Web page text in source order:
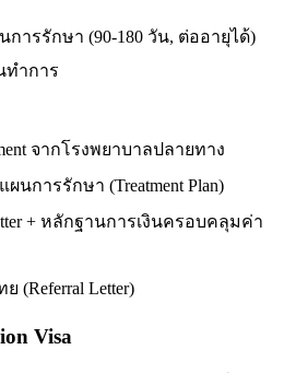
การรักษา (90-180 วัน, ต่ออายุได้)
ทำการ
จากโรงพยาบาลปลายทาง
ผนการรักษา (Treatment Plan)
+ หลักฐานการเงินครอบคลุมค่า
(Referral Letter)
Visa